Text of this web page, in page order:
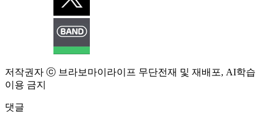
저작권자 ⓒ 브라보마이라이프 무단전재 및 재배포, AI학습
이용 금지
댓글